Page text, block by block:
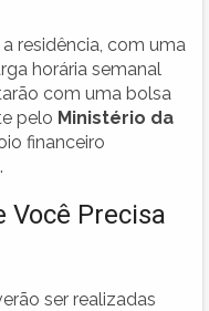
residência, com uma
horária semanal
com uma bolsa
pelo Ministério da
financeiro
Você Precisa
ser realizadas